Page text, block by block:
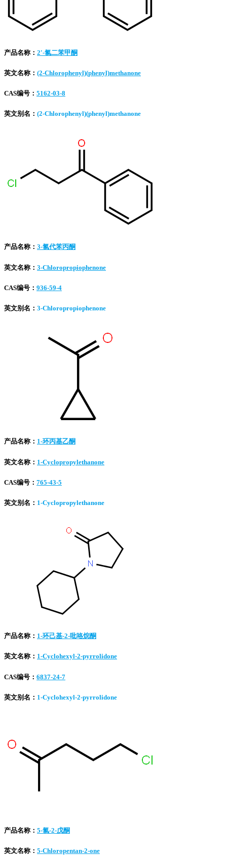
产品名称： 2'-氯二苯甲酮
英文名称： (2-Chlorophenyl)(phenyl)methanone
CAS编号： 5162-03-8
英文别名： (2-Chlorophenyl)(phenyl)methanone
产品名称： 3-氯代苯丙酮
英文名称： 3-Chloropropiophenone
CAS编号： 936-59-4
英文别名： 3-Chloropropiophenone
产品名称： 1-环丙基乙酮
英文名称： 1-Cyclopropylethanone
CAS编号： 765-43-5
英文别名： 1-Cyclopropylethanone
产品名称： 1-环己基-2-吡咯烷酮
英文名称： 1-Cyclohexyl-2-pyrrolidone
CAS编号： 6837-24-7
英文别名： 1-Cyclohexyl-2-pyrrolidone
产品名称： 5-氯-2-戊酮
英文名称： 5-Chloropentan-2-one